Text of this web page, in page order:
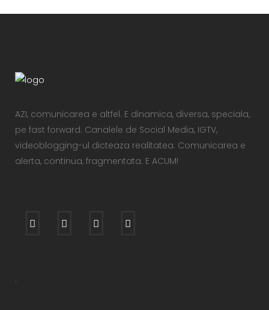
AZI, comunicarea e altfel. E dinamica, diversa, speciala,
pe fast forward. Canalele de Social Media, IGTV,
videoblogging-ul dicteaza realitatea. Comunicarea e
alerta, continua, fragmentata. E ACUM!
.